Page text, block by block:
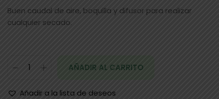
Buen caudal de aire, boquilla y difusor para realizar
cualquier secado.
AÑADIR AL CARRITO
Añadir a la lista de deseos